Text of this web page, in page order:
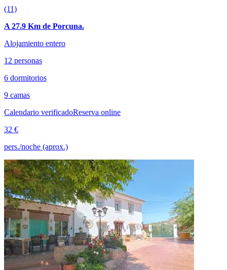
(11)
A 27.9 Km de Porcuna.
Alojamiento entero
12 personas
6 dormitorios
9 camas
Calendario verificadoReserva online
32 €
pers./noche (aprox.)